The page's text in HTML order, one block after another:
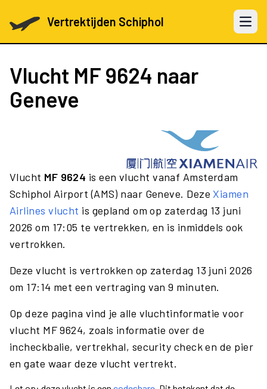
Vertrektijden Schiphol Open
Vlucht MF 9624 naar
Geneve
Vlucht MF 9624 is een vlucht vanaf Amsterdam
Schiphol Airport (AMS) naar Geneve. DezeXiamen
Airlines vlucht is gepland om op zaterdag 13 juni
2026 om 17:05 te vertrekken, en is inmiddels ook
vertrokken.
Deze vlucht is vertrokken op zaterdag 13 juni 2026
om 17:14 met een vertraging van 9 minuten.
Op deze pagina vind je alle vluchtinformatie voor
vlucht MF 9624, zoals informatie over de
incheckbalie, vertrekhal, security check en de pier
en gate waar deze vlucht vertrekt.